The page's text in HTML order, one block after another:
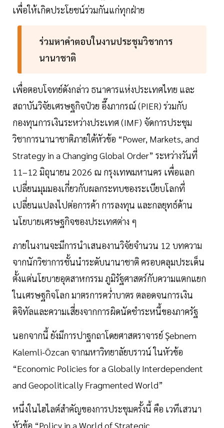
เพื่อให้เกิดประโยชน์ร่วมกันแก่ทุกฝ่าย
ร่วมหาคำตอบในงานประชุมวิชาการ
นานาชาติ
เพื่อตอบโจทย์ดังกล่าว ธนาคารแห่งประเทศไทย และ
สถาบันวิจัยเศรษฐกิจป๋วย อึ๊งภากรณ์ (PIER) ร่วมกับ
กองทุนการเงินระหว่างประเทศ (IMF) จัดการประชุม
วิชาการนานาชาติภายใต้หัวข้อ “Power, Markets, and
Strategy in a Changing Global Order” ระหว่างวันที่
11–12 มิถุนายน 2026 ณ กรุงเทพมหานคร เพื่อแลก
เปลี่ยนมุมมองเกี่ยวกับผลกระทบของระเบียบโลกที่
เปลี่ยนแปลงไปต่อการค้า การลงทุน และกลยุทธ์ด้าน
นโยบายเศรษฐกิจของประเทศต่าง ๆ
ภายในงานจะมีการนำเสนองานวิจัยจำนวน 12 บทความ
จากนักวิชาการชั้นนำระดับนานาชาติ ครอบคลุมประเด็น
ตั้งแต่นโยบายอุตสาหกรรม ภูมิรัฐศาสตร์กับความแตกแยก
ในเศรษฐกิจโลก มาตรการคว่ำบาตร ตลอดจนการเงิน
ดิจิทัลและความเสี่ยงจากการผิดนัดชำระหนี้ของภาครัฐ
นอกจากนี้ ยังมีการปาฐกถาโดยศาสตราจารย์ Şebnem
Kalemli-Özcan จากมหาวิทยาลัยบราวน์ ในหัวข้อ
“Economic Policies for a Globally Interdependent
and Geopolitically Fragmented World”
หนึ่งในไฮไลต์สำคัญของการประชุมครั้งนี้ คือ เวทีเสวนา
หัวข้อ “Policy in a World of Strategic